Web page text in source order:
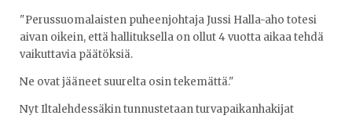
"Perussuomalaisten puheenjohtaja Jussi Halla-aho totesi
aivan oikein, että hallituksella on ollut 4 vuotta aikaa tehdä
vaikuttavia päätöksiä.
Ne ovat jääneet suurelta osin tekemättä."
Nyt Iltalehdessäkin tunnustetaan turvapaikanhakijat